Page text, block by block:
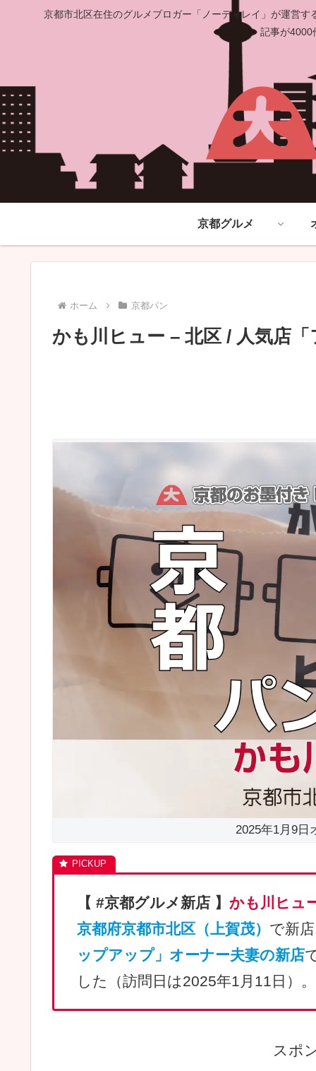
京都市北区在住のグルメブロガー「ノーディレイ」が運営
記事が4000
京都グルメ
ホーム 京都パン
かも川ヒュー – 北区 / 人気店
2025年1月9日
【 #京都グルメ新店 】 かも川ヒュ
京都府京都市北区（上賀茂） で新
ップアップ」オーナー夫妻の新店
した（訪問日は2025年1月11日）。
スポ